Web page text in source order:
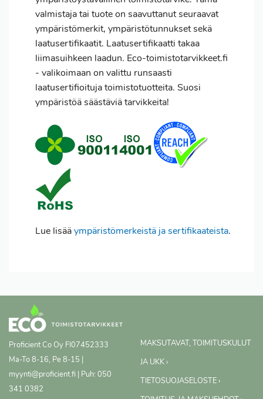
valmistaja tai tuote on saavuttanut seuraavat
ympäristömerkit, ympäristötunnukset sekä
laatusertifikaatit. Laatusertifikaatti takaa
liimasuihkeen laadun. Eco-toimistotarvikkeet.fi
- valikoimaan on valittu runsaasti
laatusertifioituja toimistotuotteita. Suosi
ympäristöä säästäviä tarvikkeita!
Lue lisääympäristömerkeistä ja sertifikaateista.
Proficient Co Oy FI07452333
Ma-To 8-16, Pe 8-15 |
myynti@proficient.fi | Puh: 050
341 0382
MAKSUTAVAT, TOIMITUSKULUT
JA UKK ›
TIETOSUOJASELOSTE ›